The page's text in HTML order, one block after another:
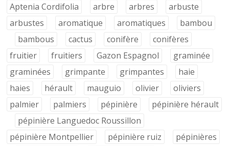
Aptenia Cordifolia
arbre arbres
arbuste
arbustes
aromatique aromatiques
bambou
bambous
cactus conifère
conifères
fruitier
fruitiers Gazon Espagnol
graminée
graminées
grimpante grimpantes
haie
haies
hérault mauguio olivier
oliviers
palmier
palmiers pépinière
pépinière hérault
pépinière Languedoc Roussillon
pépinière Montpellier
pépinière ruiz
pépinières